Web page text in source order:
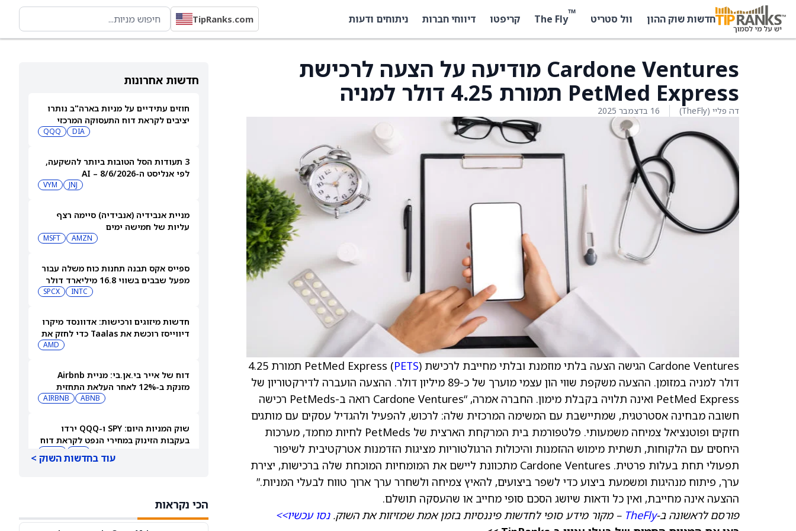
חדשות שוק ההון וול סטריט ™
The Fly קריפטו דיווחי חברות ניתוחים ודעות TipRanks.com
חדשות אחרונות
חוזים עתידיים על מניות בארה"ב נותרו
יציבים לקראת דוח התעסוקה המרכזי
DIA
QQQ
3 תעודות הסל הטובות ביותר להשקעה,
לפי אנליסט ה-AI – 8/6/2026
JNJ
VYM
מניית אנבידיה (אנבידיה) סיימה רצף
עליות של חמישה ימים
AMZN
MSFT
ספייס אקס תבנה תחנות כוח משלה עבור
מפעל שבבים בשווי 16.8 מיליארד דולר
INTC
SPCX
חדשות מיזוגים ורכישות: אדוונסד מיקרו
דיווייסז רוכשת את Taalas כדי לחזק את
AMD
דוח של אייר בי.אן.בי: מניית Airbnb
מזנקת ב-12% לאחר העלאת התחזית
ABNB
AIRBNB
שוק המניות היום: SPY ו-QQQ ירדו
בעקבות הזינוק במחירי הנפט לקראת דוח
ב-10 באוגוסט
עוד בחדשות השוק >
הכי נקראות
Cardone Ventures מודיעה על הצעה לרכישת
PetMed Express תמורת 4.25 דולר למניה
דה פליי (TheFly) 16 בדצמבר 2025
Cardone Ventures הגישה הצעה בלתי מוזמנת ובלתי מחייבת לרכישת PetMed Express ( PETS
) תמורת 4.25
דולר למניה במזומן. ההצעה משקפת שווי הון עצמי מוערך של כ-89 מיליון דולר. ההצעה הועברה לדירקטוריון של
PetMed Express ואינה תלויה בקבלת מימון. החברה אמרה, “Cardone Ventures רואה ב-PetMeds רכישה
חשובה מבחינה אסטרטגית, שמתיישבת עם המשימה המרכזית שלה: לרכוש, להפעיל ולהגדיל עסקים עם מותגים
חזקים ופוטנציאל צמיחה משמעותי. פלטפורמת בית המרקחת הארצית של PetMeds לחיות מחמד, מערכות
היחסים עם הלקוחות, תשתית מימוש ההזמנות והיכולות הרגולטוריות מציגות הזדמנות אטרקטיבית לשיפור
תפעולי תחת בעלות פרטית. Cardone Ventures מתכוונת ליישם את המומחיות המוכחת שלה ברכישות, יצירת
ערך, פיתוח מנהיגות ומשמעת ביצוע כדי לשפר ביצועים, להאיץ צמיחה ולשחרר ערך ארוך טווח לבעלי המניות.”
ההצעה אינה מחייבת, ואין כל ודאות שיושג הסכם סופי מחייב או שהעסקה תושלם.
פורסם לראשונה ב-TheFly – מקור מידע סופי לחדשות פיננסיות בזמן אמת שמזיזות את השוק.נסו עכשיו>>